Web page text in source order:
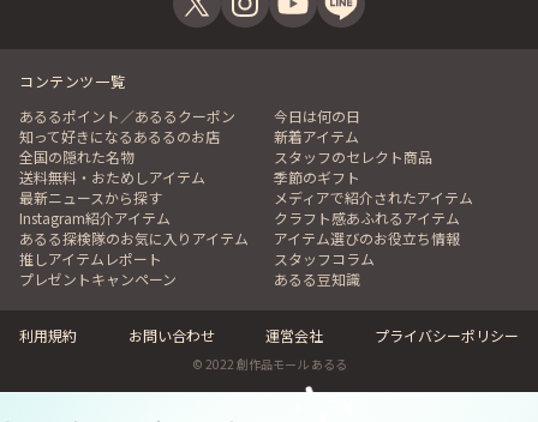
コンテンツ一覧
あるるポイント／あるるクーポン
今日は何の日
知って好きになるあるるのお店
新着アイテム
全国の隠れた名物
スタッフのセレクト商品
送料無料・おためしアイテム
季節のギフト
最新ニュースから探す
メディアで紹介されたアイテム
Instagram紹介アイテム
クラフト感あふれるアイテム
あるる探検隊のお気に入りアイテム
アイテム選びのお役立ち情報
推しアイテムレポート
スタッフコラム
プレゼントキャンペーン
あるる豆知識
利用規約 お問い合わせ 運営会社 プライバシーポリシー
© 2022 創作品モール あるる